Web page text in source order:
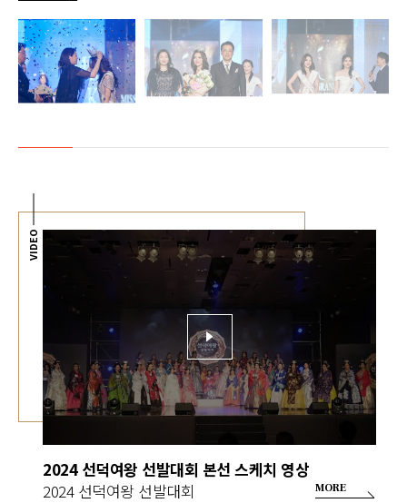
VIDEO
2024 선덕여왕 선발대회 본선 스케치 영상
2024 선덕여왕 선발대회
MORE